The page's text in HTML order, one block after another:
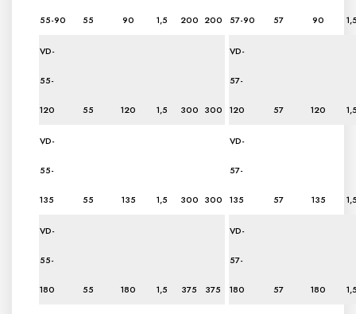
55-90 55 90 1,5 200 200 57-90 57 90
VD-
55-
120 55 120 1,5 300 300
VD-
57-
120 57 120
VD-
55-
135 55 135 1,5 300 300
VD-
57-
135 57 135
VD-
55-
180 55 180 1,5 375 375
VD-
57-
180 57 180